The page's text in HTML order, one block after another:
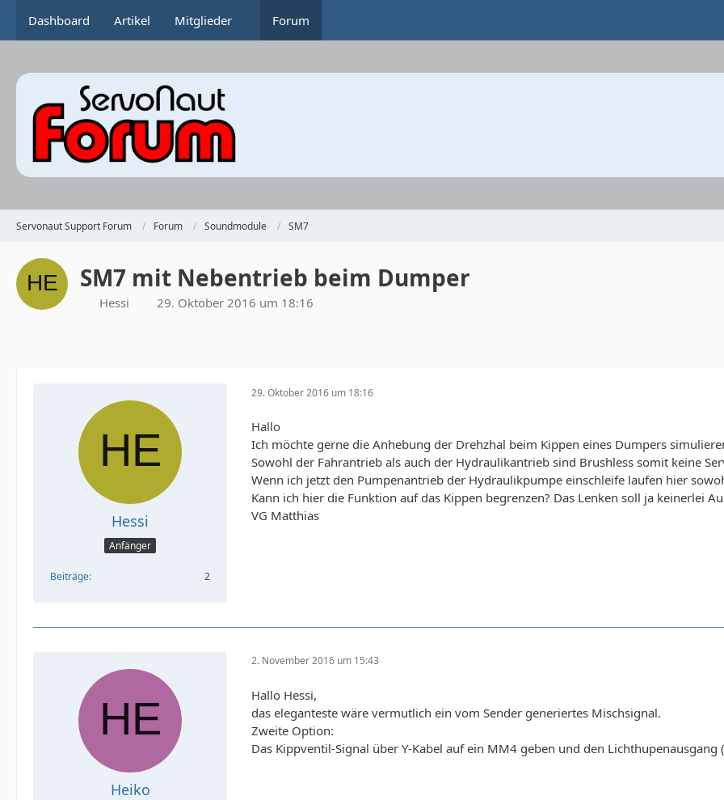
Dashboard Artikel Mitglieder Forum
Servonaut Support Forum Forum Soundmodule SM7
SM7 mit Nebentrieb beim Dumper
Hessi 29. Oktober 2016 um 18:16
Hessi
Anfänger
Beiträge 2
29. Oktober 2016 um 18:16
Hallo
Ich möchte gerne die Anhebung der Drehzhal beim Kippen eines Dumpers
Sowohl der Fahrantrieb als auch der Hydraulikantrieb sind Brushless somit keine
Wenn ich jetzt den Pumpenantrieb der Hydraulikpumpe einschleife laufen hier
Kann ich hier die Funktion auf das Kippen begrenzen? Das Lenken soll ja keinerlei
VG Matthias
Heiko
2. November 2016 um 15:43
Hallo Hessi,
das eleganteste wäre vermutlich ein vom Sender generiertes Mischsignal.
Zweite Option:
Das Kippventil-Signal über Y-Kabel auf ein MM4 geben und den Lichthupenausgang